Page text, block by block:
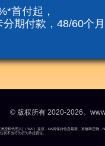
首付起，
期付款，48/60个月
© 版权所有 2020-2026。
授权代理人]（“NA”）提供，NA将保持信息最新、准确和正
何不当行为行为承担责任。